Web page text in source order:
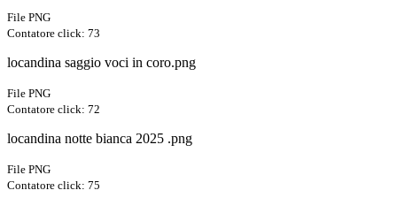
File PNG
Contatore click: 73
locandina saggio voci in coro.png
File PNG
Contatore click: 72
locandina notte bianca 2025 .png
File PNG
Contatore click: 75